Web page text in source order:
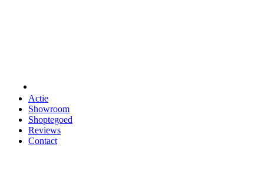
Actie
Showroom
Shoptegoed
Reviews
Contact